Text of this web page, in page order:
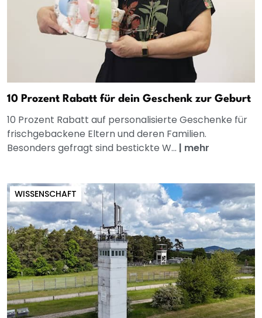
10 Prozent Rabatt für dein Geschenk zur Geburt
10 Prozent Rabatt auf personalisierte Geschenke für
frischgebackene Eltern und deren Familien.
Besonders gefragt sind bestickte W... | mehr
WISSENSCHAFT